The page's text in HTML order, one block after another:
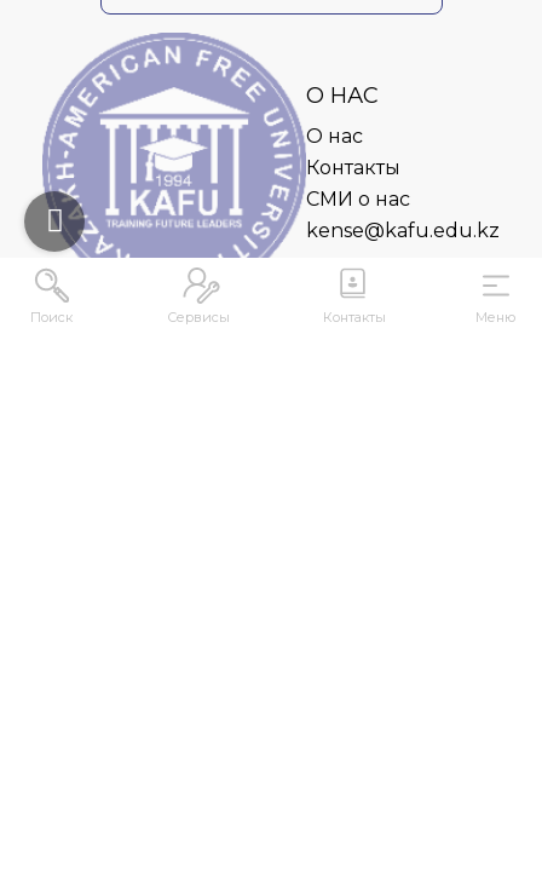
Поиск Сервисы Контакты Меню
О НАС
О нас
Контакты
СМИ о нас
kense@kafu.edu.kz